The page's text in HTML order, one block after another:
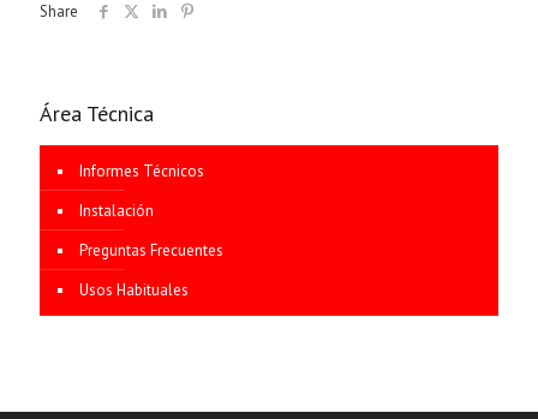
Share
Área Técnica
Informes Técnicos
Instalación
Preguntas Frecuentes
Usos Habituales